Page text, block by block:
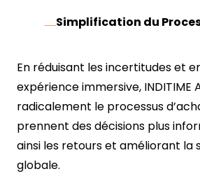
Simplification du
En réduisant les incertitudes et
expérience immersive, INDITIME
radicalement le processus
prennent des décisions plus
ainsi les retours et améliorant la
globale.